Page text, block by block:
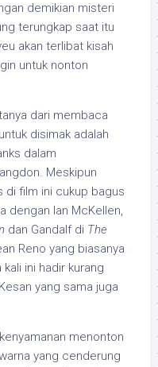
demikian misteri
terungkap saat itu
akan terlibat kisah
untuk nonton
dari membaca
disimak adalah
dalam
Meskipun
di film ini cukup bagus
dengan Ian McKellen,
dan Gandalf di The
Reno yang biasanya
ini hadir kurang
yang sama juga
menonton
yang cenderung